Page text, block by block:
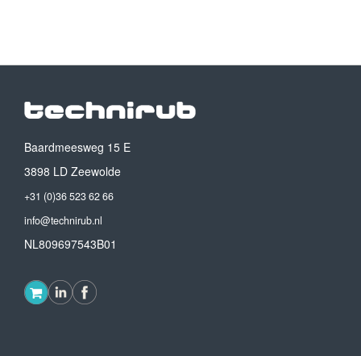
Baardmeesweg 15 E
3898 LD Zeewolde
+31 (0)36 523 62 66
info@technirub.nl
NL809697543B01